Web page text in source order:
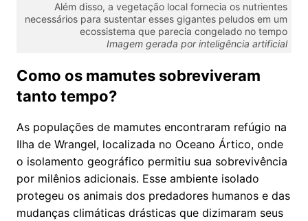
Além disso, a vegetação local fornecia os nutrientes
necessários para sustentar esses gigantes peludos em um
ecossistema que parecia congelado no tempo
Imagem gerada por inteligência artificial
Como os mamutes sobreviveram
tanto tempo?
As populações de mamutes encontraram refúgio na
Ilha de Wrangel, localizada no Oceano Ártico, onde
o isolamento geográfico permitiu sua sobrevivência
por milênios adicionais. Esse ambiente isolado
protegeu os animais dos predadores humanos e das
mudanças climáticas drásticas que dizimaram seus